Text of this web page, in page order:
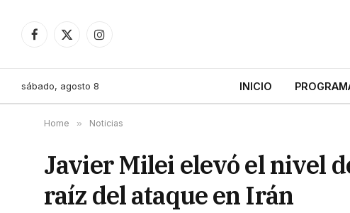
Facebook
X
Instagram
sábado, agosto 8 INICIO
Home » Noticias
Javier Milei elevó el nivel
raíz del ataque en Irán